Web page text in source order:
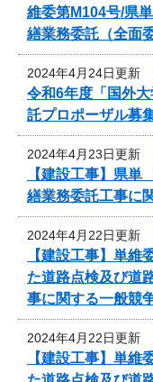
維委第M104号/県
繕業務委託（全面
2024年4月24日更新
令和6年度「国外
託プロポーザル募
2024年4月23日更新
【建設工事】県
繕業務委託工事に
2024年4月22日更新
【建設工事】単
た道路点検及び道
事に関する一般競
2024年4月22日更新
【建設工事】単